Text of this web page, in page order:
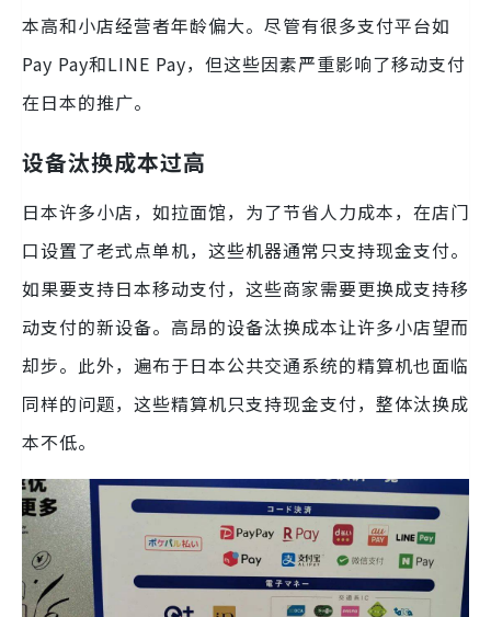
本高和小店经营者年龄偏大。尽管有很多支付平台如
Pay Pay和LINE Pay，但这些因素严重影响了移动支付
在日本的推广。
设备汰换成本过高
日本许多小店，如拉面馆，为了节省人力成本，在店门
口设置了老式点单机，这些机器通常只支持现金支付。
如果要支持日本移动支付，这些商家需要更换成支持移
动支付的新设备。高昂的设备汰换成本让许多小店望而
却步。此外，遍布于日本公共交通系统的精算机也面临
同样的问题，这些精算机只支持现金支付，整体汰换成
本不低。